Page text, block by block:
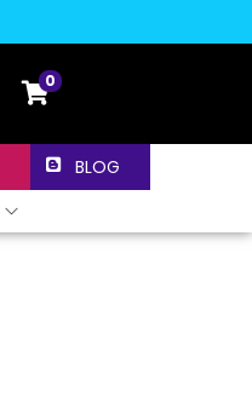
0
BLOG